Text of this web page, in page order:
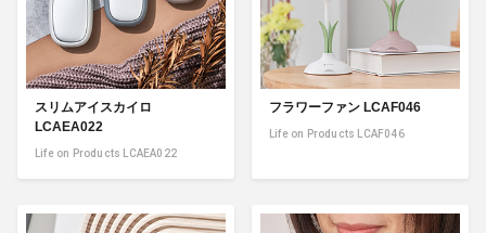
スリムアイスカイロ
LCAEA022
Life on Products LCAEA022
フラワーファン LCAF046
Life on Products LCAF046